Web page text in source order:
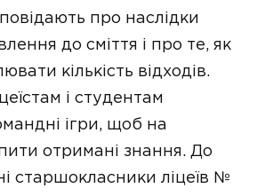
про наслідки
до сміття і про те, як
кількість відходів.
і студентам
ігри, щоб на
отримані знання. До
старшокласники ліцеїв №